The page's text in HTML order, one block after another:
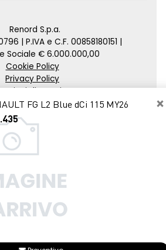
×
FG L2 Blue dCi 115 MY26
Renord S.p.a.
| P.IVA e C.F. 00858180151 |
Sociale € 6.000.000,00
Cookie Policy
Privacy Policy
di tracciamento
Agenzia SEO